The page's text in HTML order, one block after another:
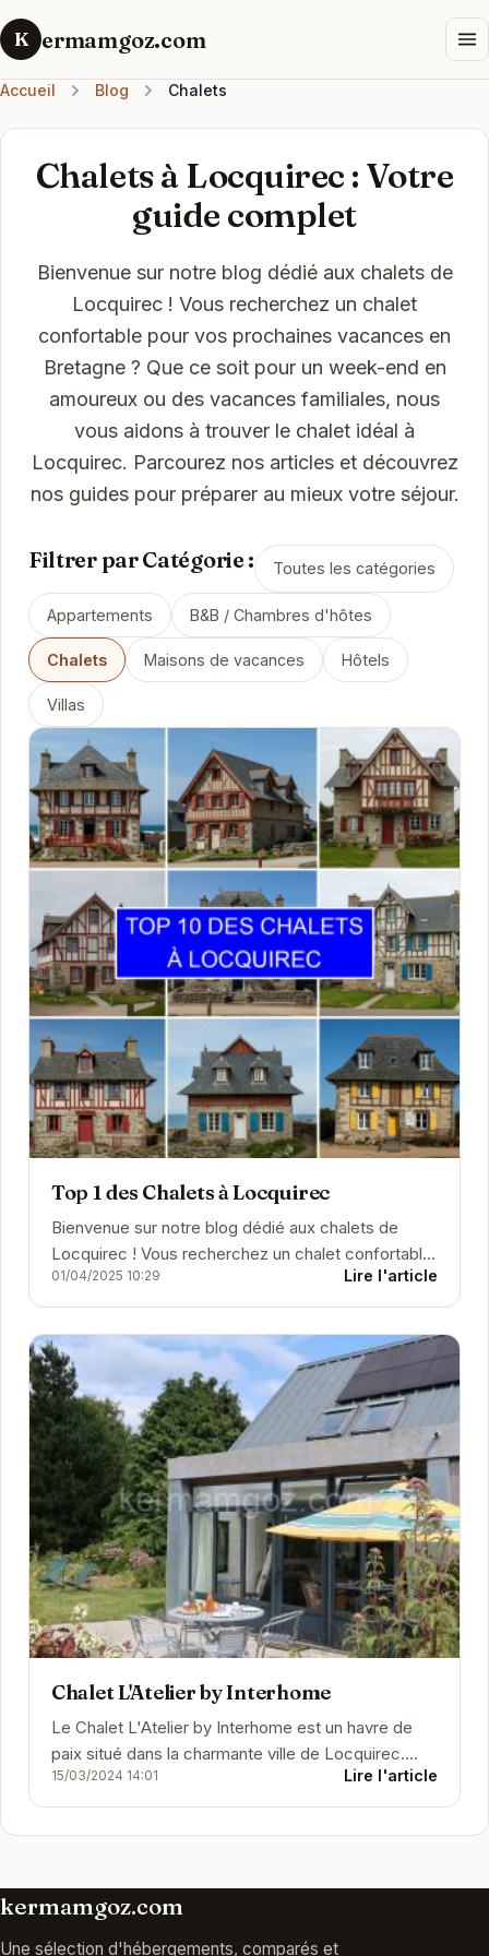
K ermamgoz.com
Accueil Blog Chalets
Chalets à Locquirec : Votre
guide complet
Bienvenue sur notre blog dédié aux chalets de
Locquirec ! Vous recherchez un chalet
confortable pour vos prochaines vacances en
Bretagne ? Que ce soit pour un week-end en
amoureux ou des vacances familiales, nous
vous aidons à trouver le chalet idéal à
Locquirec. Parcourez nos articles et découvrez
nos guides pour préparer au mieux votre séjour.
Filtrer par Catégorie : Toutes les catégories
Appartements B&B / Chambres d'hôtes
Chalets Maisons de vacances Hôtels
Villas
Top 1 des Chalets à Locquirec
Bienvenue sur notre blog dédié aux chalets de
Locquirec ! Vous recherchez un chalet confortable
pour vos prochaines vacances en Bretagne ? Que
ce soi...
01/04/2025 10:29 Lire l'article
Chalet L'Atelier by Interhome
Le Chalet L'Atelier by Interhome est un havre de
paix situé dans la charmante ville de Locquirec.
Avec son atmosphère chaleureuse et ses...
15/03/2024 14:01 Lire l'article
kermamgoz.com
Une sélection d'hébergements, comparés et